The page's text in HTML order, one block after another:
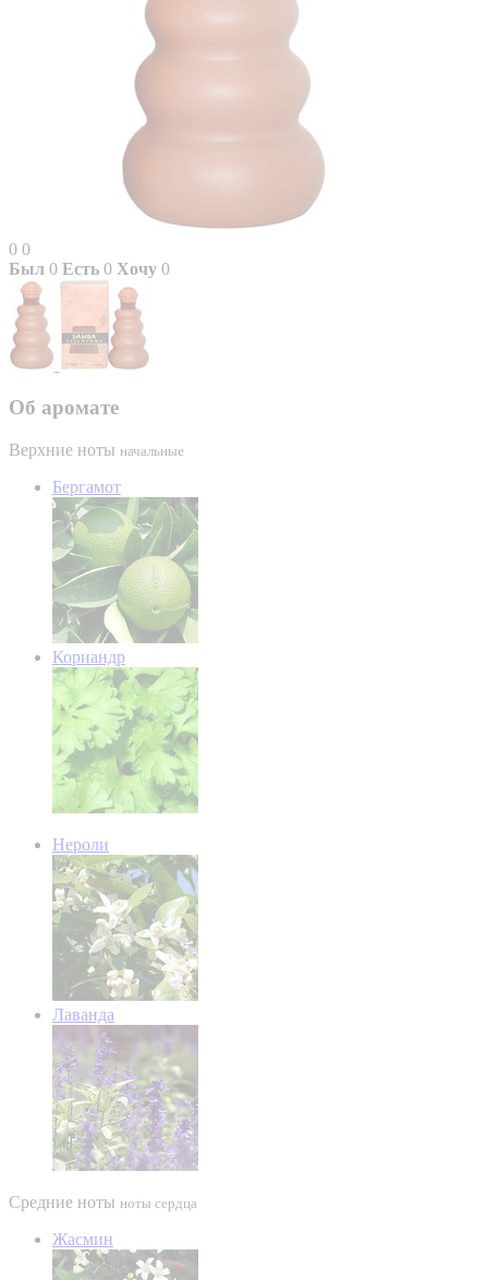
0 0
Был 0 Есть 0 Хочу 0
Об аромате
Верхние ноты начальные
Бергамот
Кориандр
Нероли
Лаванда
Средние ноты ноты сердца
Жасмин